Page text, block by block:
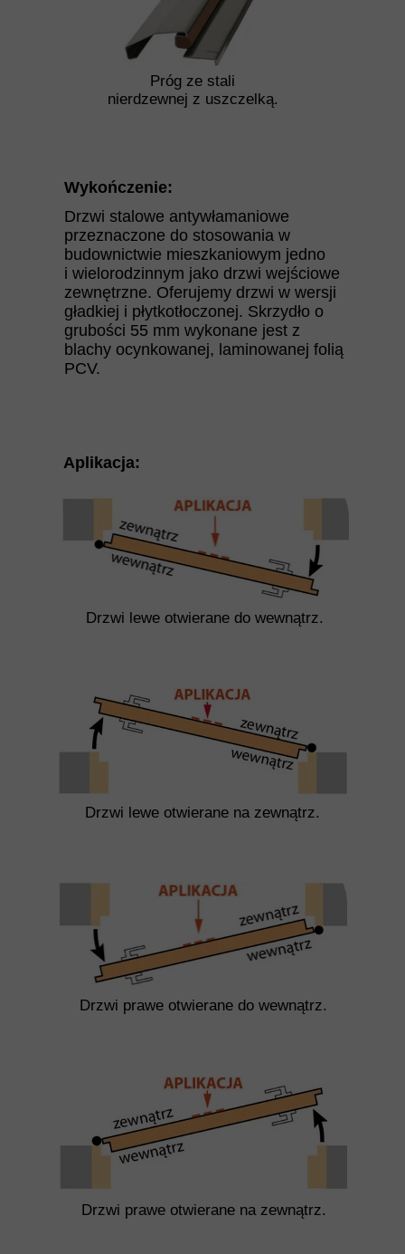
Aplikacja:
Drzwi prawe otwierane do wewnątrz.
Drzwi prawe otwierane na zewnątrz.
Drzwi lewe otwierane na zewnątrz.
Drzwi lewe otwierane do wewnątrz.
Próg ze stali
nierdzewnej z uszczelką.
Drzwi stalowe antywłamaniowe
przeznaczone do stosowania w
budownictwie mieszkaniowym jedno
i wielorodzinnym jako drzwi wejściowe
zewnętrzne. Oferujemy drzwi w wersji
gładkiej i płytkotłoczonej. Skrzydło o
grubości 55 mm wykonane jest z
blachy ocynkowanej, laminowanej folią
PCV.
Wykończenie: